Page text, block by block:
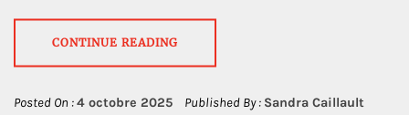
CONTINUE READING
Posted On :4 octobre 2025 Published By : Sandra Caillault